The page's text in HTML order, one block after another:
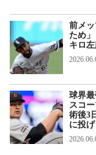
前メ
ため
キロ
球界
スコ
術後3
に投